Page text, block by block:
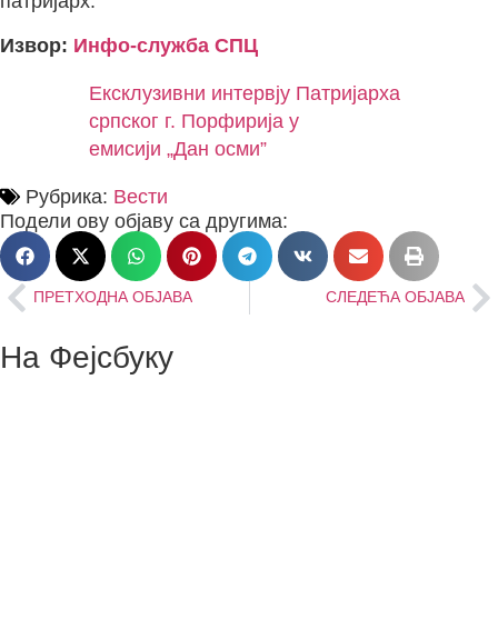
Извор: Инфо-служба СПЦ
Ексклузивни интервју Патријарха
српског г. Порфирија у
емисији „Дан осми”
Рубрика: Вести
Подели ову објаву са другима:
ПРЕТХОДНА ОБЈАВА СЛЕДЕЋА ОБЈАВА
На Фејсбуку